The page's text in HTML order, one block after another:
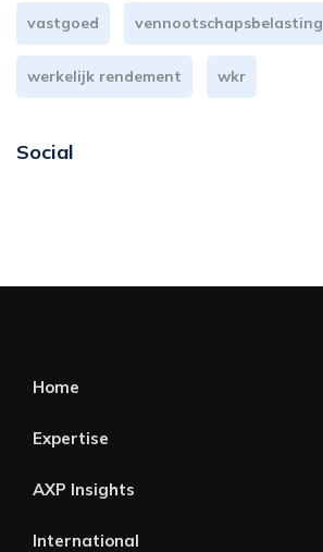
vastgoed vennootschapsbelasting
werkelijk rendement wkr
Social
Home
Expertise
AXP Insights
International